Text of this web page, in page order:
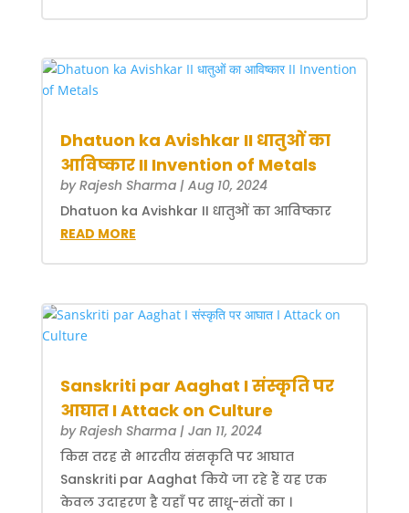
Dhatuon ka Avishkar II धातुओं का
आविष्कार II Invention of Metals
byRajesh Sharma| Aug 10, 2024
Dhatuon ka Avishkar II धातुओं का आविष्कार
READ MORE
Sanskriti par Aaghat I संस्कृति पर
आघात I Attack on Culture
byRajesh Sharma| Jan 11, 2024
किस तरह से भारतीय संसकृति पर आघात
Sanskriti par Aaghat किये जा रहे हैं यह एक
केवल उदाहरण है यहाँ पर साधू-संतों का ।